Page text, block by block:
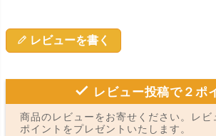
レビューを書く
レビュー投稿で２ポ
商品のレビューをお寄せください。レビ
ポイントをプレゼントいたします。